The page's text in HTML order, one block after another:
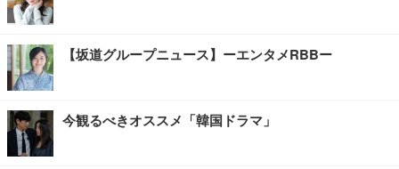
【坂道グループニュース】ーエンタメRBBー
今観るべきオススメ「韓国ドラマ」